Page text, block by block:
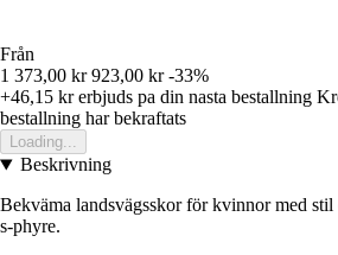
Från
1 373,00 kr 923,00 kr -33%
+46,15 krerbjuds pa din nasta bestallning
bestallning har bekraftats
Loading...
Beskrivning
Bekväma landsvägsskor för kvinnor med
s-phyre.